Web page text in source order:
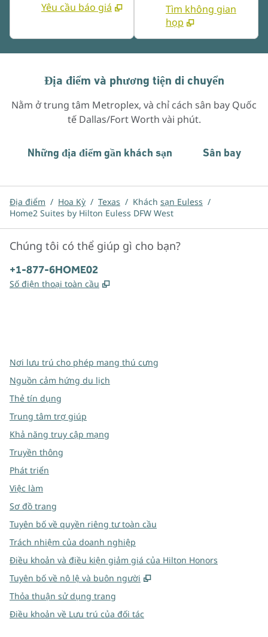
Yêu cầu báo giá
Tìm không gian
họp
Địa điểm và phương tiện di chuyển
Nằm ở trung tâm Metroplex, và chỉ cách sân bay Quốc
tế Dallas/Fort Worth vài phút.
Những địa điểm gần khách sạn Sân bay
Địa điểm / Hoa Kỳ / Texas / Khách sạn Euless /
Home2 Suites by Hilton Euless DFW West
Chúng tôi có thể giúp gì cho bạn?
Điện thoại:
+1-877-6HOME02
Số điện thoại toàn cầu ,
Nơi lưu trú cho phép mang thú cưng
Nguồn cảm hứng du lịch
Thẻ tín dụng
Trung tâm trợ giúp
Khả năng truy cập mạng
Truyền thông
Phát triển
Việc làm
Sơ đồ trang
Tuyên bố về quyền riêng tư toàn cầu
Trách nhiệm của doanh nghiệp
Điều khoản và điều kiện giảm giá của Hilton Honors
Tuyên bố về nô lệ và buôn người
,
Thỏa thuận sử dụng trang
Điều khoản về Lưu trú của đối tác